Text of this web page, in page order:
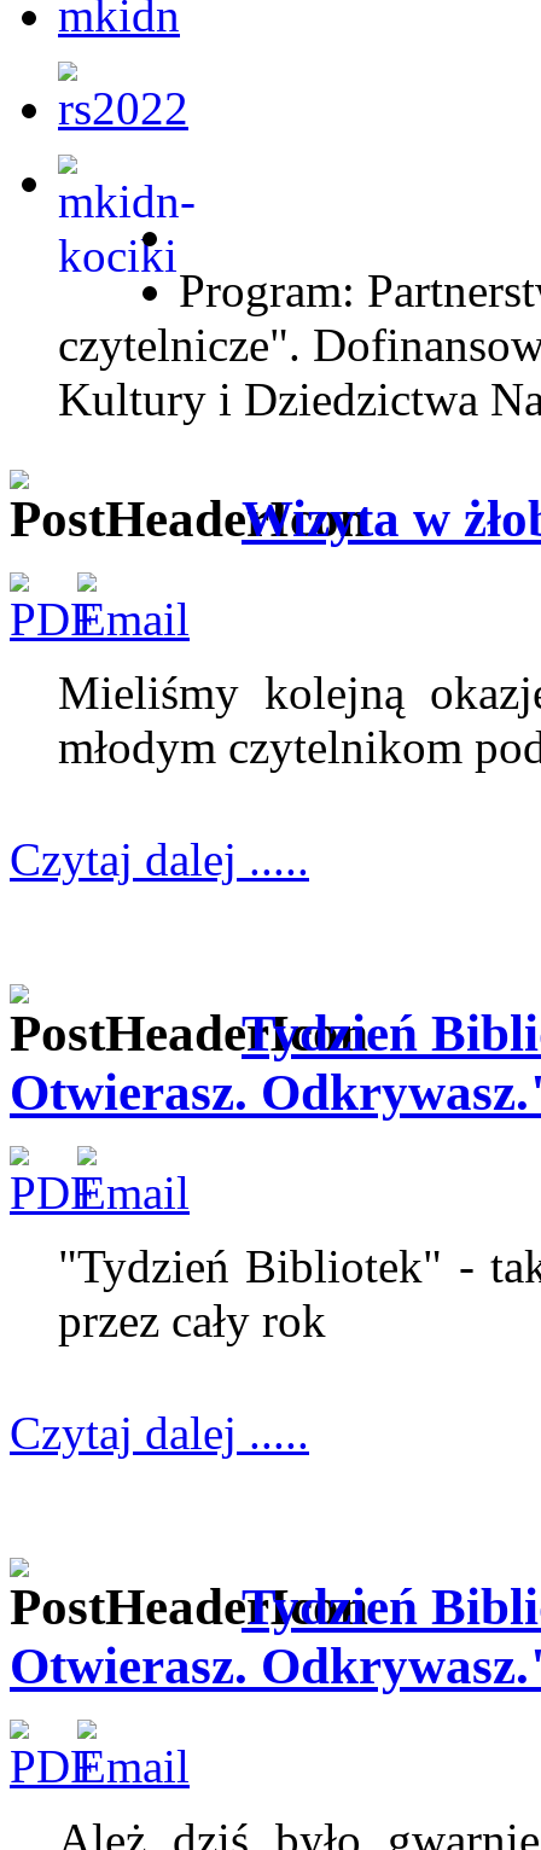
Program:
czytelnicze".
Kultury i Dziedzictwa
Wizyta w
Mieliśmy kolejną
młodym czytelnikom
Czytaj dalej .....
Tydzień
Otwierasz.
"Tydzień Bibliotek" -
przez cały rok
Czytaj dalej .....
Tydzień
Otwierasz.
Ależ dziś było